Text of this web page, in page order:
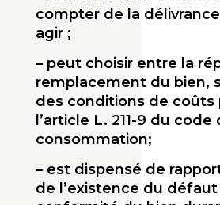
compter de la
agir ;
– peut choisir entre la
remplacement du bien,
des conditions de coûts
l’article L. 211-9 du code
consommation;
– est dispensé de
de l’existence du